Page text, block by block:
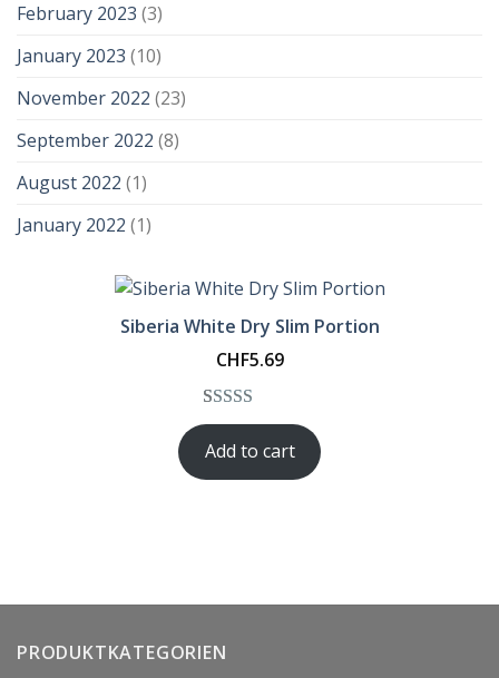
February 2023 (3)
January 2023 (10)
November 2022 (23)
September 2022 (8)
August 2022 (1)
January 2022 (1)
Siberia White Dry Slim Portion
CHF5.69
Rated5.00
out of 5
based on
1
Add to cart
PRODUKTKATEGORIEN